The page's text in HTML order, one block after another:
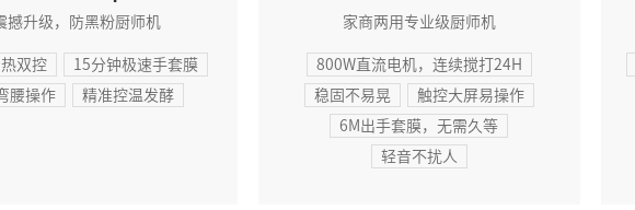
撼升级，防黑粉厨师机
双控
15分钟极速手套膜
腰操作
精准控温发酵
家商两用专业级厨师机
800W直流电机，连续搅打24H
稳固不易晃
触控大屏易操作
6M出手套膜，无需久等
轻音不扰人